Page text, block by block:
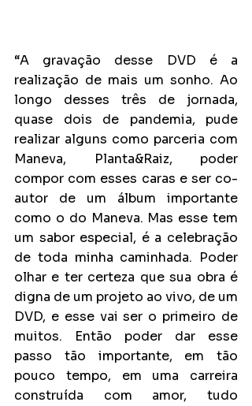
“A gravação desse DVD é a
realização de mais um sonho. Ao
longo desses três de jornada,
quase dois de pandemia, pude
realizar alguns como parceria com
Maneva, Planta&Raiz, poder
compor com esses caras e ser co-
autor de um álbum importante
como o do Maneva. Mas esse tem
um sabor especial, é a celebração
de toda minha caminhada. Poder
olhar e ter certeza que sua obra é
digna de um projeto ao vivo, de um
DVD, e esse vai ser o primeiro de
muitos. Então poder dar esse
passo tão importante, em tão
pouco tempo, em uma carreira
construída com amor, tudo